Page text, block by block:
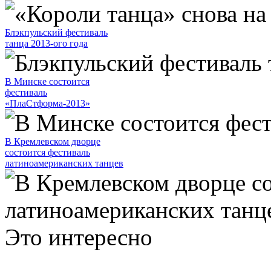
Блэкпульский фестиваль
танца 2013-ого года
В Минске состоится
фестиваль
«ПлаСтформа-2013»
В Кремлевском дворце
состоится фестиваль
латиноамериканских танцев
Это интересно